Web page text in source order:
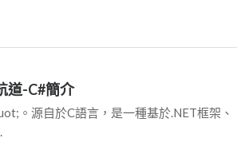
道-C#簡介
。源自於C語言，是一種基於.NET框架、